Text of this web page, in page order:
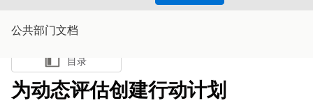
公共部门文档
显示目录
目录
为动态评估创建行动计划